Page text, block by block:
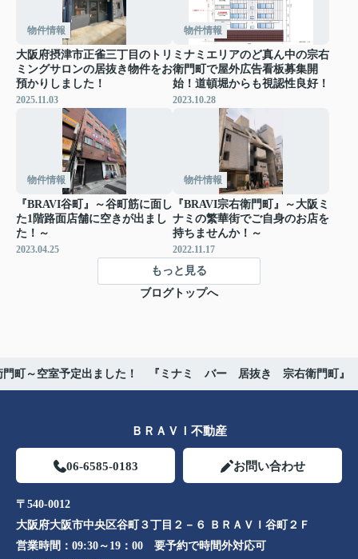
物件情報
大阪府摂津市正雀三丁目のトリ
ミングサロンの居抜き物件をお
預かりしました！
2025.11.03
物件情報
ミナミエリアのど真ん中の宗右
衛門町で屋外広告看板募集開
始！道頓堀からも視認性良好！
2023.10.28
物件情報
『BRAVI谷町』～谷町筋に面し
た1階路面店舗に空きが出まし
た！～
2023.04.25
物件情報
『BRAVI宗右衛門町』～大阪ミ
ナミの繁華街でご自身のお店を
持ちませんか！～
2022.11.17
もっと見る
ブログトップへ
門町～空室予定出ました！ 『ミナミ バー 居抜き 宗右衛門町』
ＢＲＡＶＩ不動産
06-6585-0183 お問い合わせ
〒540-0012
大阪府大阪市中央区谷町３丁目２－６ ＢＲＡＶＩ谷町２Ｆ
営業時間： 09:30～19：00 要予約で時間外対応可